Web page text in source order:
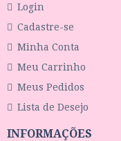
Login
Cadastre-se
Minha Conta
Meu Carrinho
Meus Pedidos
Lista de Desejo
INFORMAÇÕES